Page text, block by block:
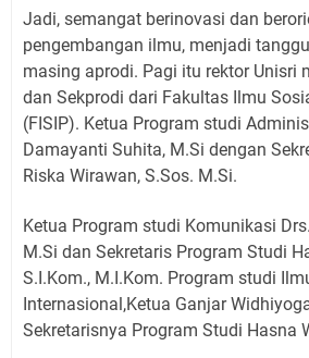
Jadi, semangat berinovasi dan
pengembangan ilmu, menjadi
masing aprodi. Pagi itu rektor Unisri
dan Sekprodi dari Fakultas Ilmu
(FISIP). Ketua Program studi
Damayanti Suhita, M.Si dengan
Riska Wirawan, S.Sos. M.Si.
Ketua Program studi Komunikasi
M.Si dan Sekretaris Program Studi
S.I.Kom., M.I.Kom. Program studi
Internasional,Ketua Ganjar
Sekretarisnya Program Studi Hasna